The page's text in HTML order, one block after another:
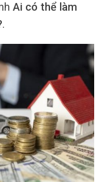
Ai có thể làm
.